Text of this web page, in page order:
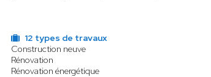
12 types de travaux
Construction neuve
Rénovation
Rénovation énergétique